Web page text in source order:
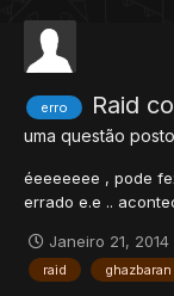
erro Raid
uma questão
éeeeeeee , pode
errado e.e ..
Janeiro 21, 2014
raid ghazbaran